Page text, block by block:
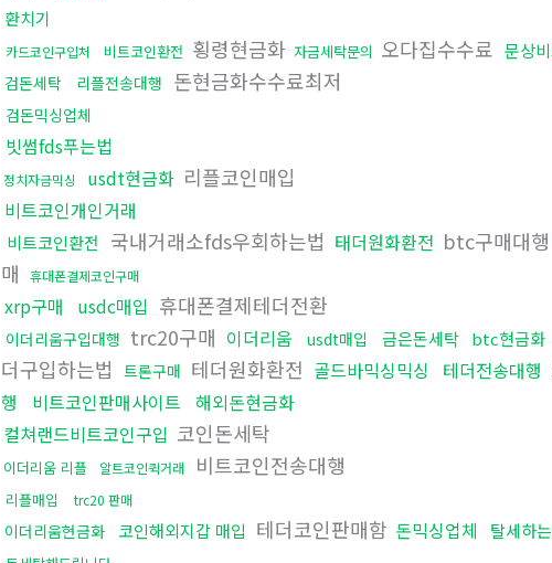
환치기
카드코인구입처 비트코인환전 횡령현금화 자금세탁문의 오다집수수료 문상
검돈세탁
리플전송대행 돈현금화수수료최저
검돈믹싱업체
빗썸fds푸는법
정치자금믹싱 usdt현금화 리플코인매입
비트코인개인거래
비트코인환전 국내거래소fds우회하는법 태더원화환전 btc구매대행
매
휴대폰결제코인구매
xrp구매 usdc매입 휴대폰결제테더전환
이더리움구입대행 trc20구매 이더리움 usdt매입 금은돈세탁 btc현금화
더구입하는법 트론구매 테더원화환전 골드바믹싱믹싱 테더전송대행
행
비트코인판매사이트
해외돈현금화
컬쳐랜드비트코인구입 코인돈세탁
이더리움 리플 알트코인퀵거래 비트코인전송대행
리플매입 trc20 판매
이더리움현금화 코인해외지갑 매입 테더코인판매함 돈믹싱업체 탈세하